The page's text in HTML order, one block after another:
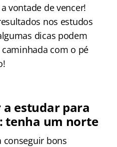
vontade de vencer!
nos estudos
dicas podem
com o pé
a estudar para
tenha um norte
conseguir bons